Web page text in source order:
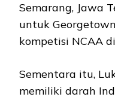
Semarang, Jawa
untuk
kompetisi NCAA
Sementara itu,
memiliki darah